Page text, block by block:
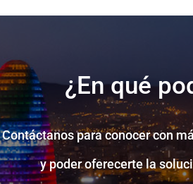
¿En qué
Contáctanos para conocer con
y poder oferecerte la